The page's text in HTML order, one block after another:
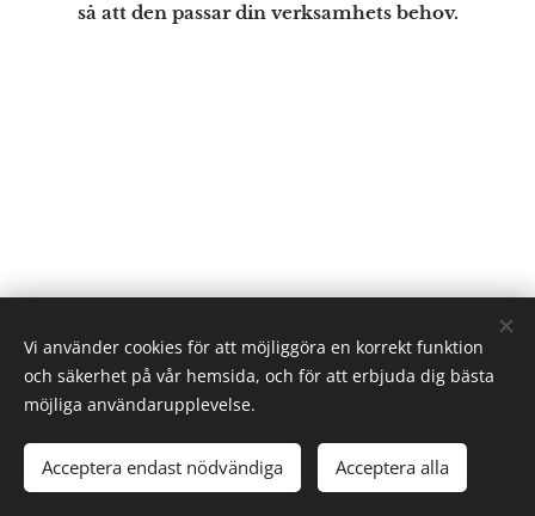
så att den passar din verksamhets behov.
Sunderby SK - Gallringsvägen 4, 954 42 Södra
Sunderbyn. Telefon: 0920-26 11 76
Cookies
Vi använder cookies för att möjliggöra en korrekt funktion
och säkerhet på vår hemsida, och för att erbjuda dig bästa
möjliga användarupplevelse.
Acceptera endast nödvändiga Acceptera alla